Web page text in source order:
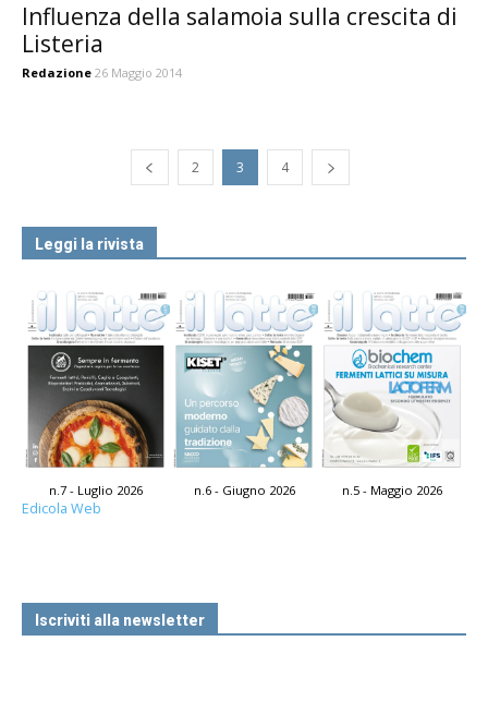
Influenza della salamoia sulla crescita di
Listeria
Redazione 26 Maggio 2014
2 3 4
Leggi la rivista
n.7 - Luglio 2026 n.6 - Giugno 2026 n.5 - Maggio 2026
Edicola Web
Iscriviti alla newsletter